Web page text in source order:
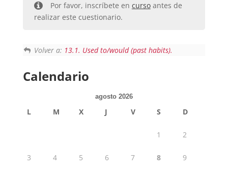
Por favor, inscríbete en cursoantes de
realizar este cuestionario.
Volver a: 13.1. Used to/would (past habits).
Calendario
agosto 2026
L M X J V S D
1 2
3 4 5 6 7 8 9